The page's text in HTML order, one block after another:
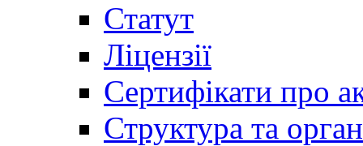
Статут
Ліцензії
Сертифікати про
Структура та